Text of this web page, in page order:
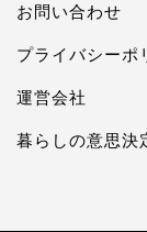
お問い合わせ
プライバシーポ
運営会社
暮らしの意思決